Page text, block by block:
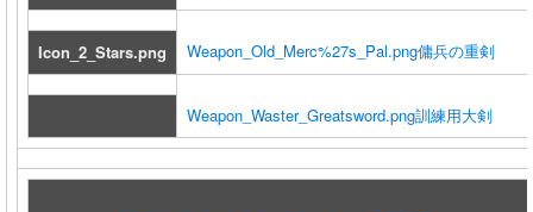
Icon_2_Stars.png Weapon_Old_Merc%27s_Pal.png傭兵の重剣
Weapon_Waster_Greatsword.png訓練用大剣